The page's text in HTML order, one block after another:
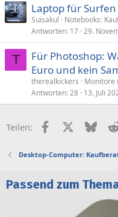
Laptop für
Suisakul
Notebooks:
Antworten 17 29.
T
Für Photoshop:
Euro und kein
therealkickers
Monitore
Antworten 28 13. Juli
Teilen: FacebookX (Twitter)
Desktop-Computer:
Passend zum